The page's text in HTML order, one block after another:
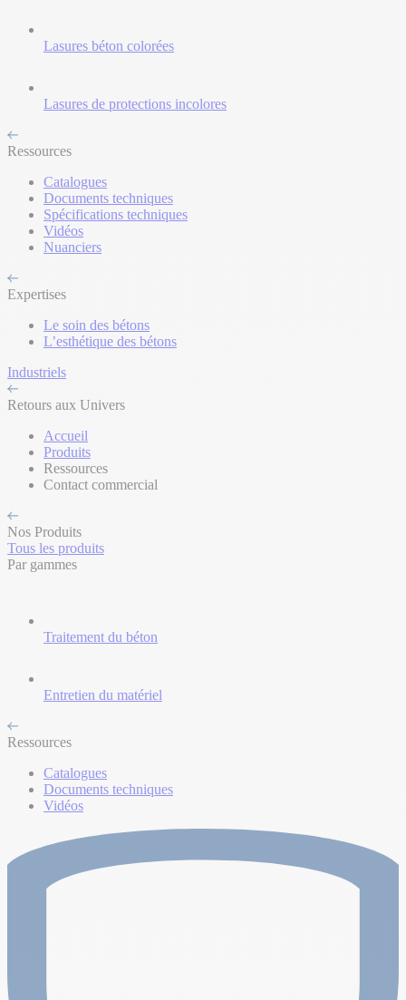
Lasures béton colorées
Lasures de protections incolores
Ressources
Catalogues
Documents techniques
Spécifications techniques
Vidéos
Nuanciers
Expertises
Le soin des bétons
L’esthétique des bétons
Industriels
Retours aux Univers
Accueil
Produits
Ressources
Contact commercial
Nos Produits
Tous les produits
Par gammes
Traitement du béton
Entretien du matériel
Ressources
Catalogues
Documents techniques
Vidéos